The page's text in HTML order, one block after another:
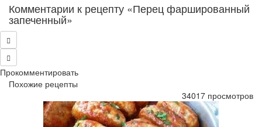
Комментарии к рецепту «Перец фаршированный
запеченный»
Прокомментировать
Похожие рецепты
34017 просмотров